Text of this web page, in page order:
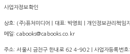
사업자정보확인
상호: (주)퓨처미디어 | 대표: 박영희 | 개인정보관리책
메일: cabooks@cabooks.co.kr
주소: 서울시 금천구 한내로 62 4-902 | 사업자등록번호: